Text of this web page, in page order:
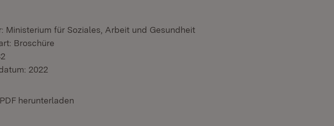
Ministerium für Soziales, Arbeit und Gesundheit
Broschüre
2022
herunterladen